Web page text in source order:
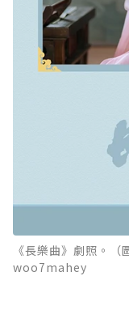
《長樂曲》劇照。
woo7mahey